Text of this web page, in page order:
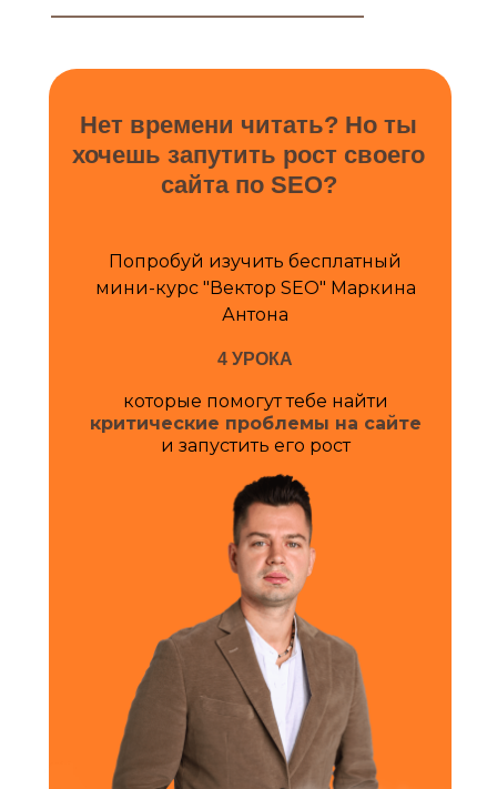
Нет времени читать? Но ты
хочешь запутить рост своего
сайта по SEO?
Попробуй изучить бесплатный
мини-курс "Вектор SEO" Маркина
Антона
4 УРОКА
которые помогут тебе найти
критические проблемы на сайте
и запустить его рост